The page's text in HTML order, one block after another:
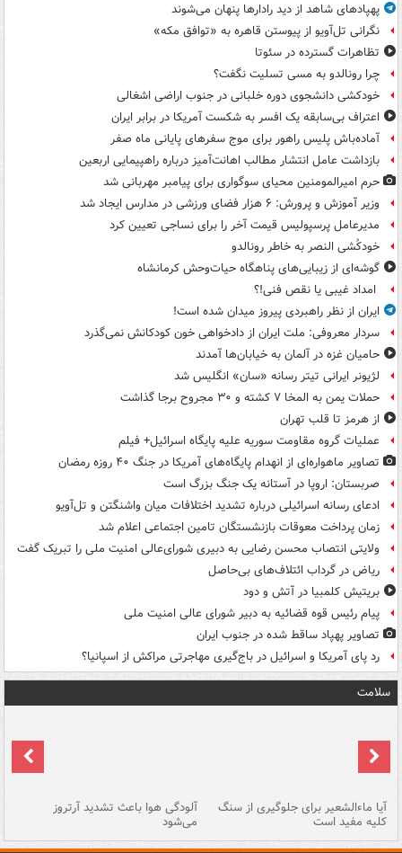
پهپادهای شاهد از دید رادارها پنهان می‌شوند
نگرانی تل‌آویو از پیوستن قاهره به «توافق مکه»
تظاهرات گسترده در سئوتا
چرا رونالدو به مسی تسلیت نگفت؟
خودکشی دانشجوی دوره خلبانی در جنوب اراضی اشغالی
اعتراف بی‌سابقه یک افسر به شکست آمریکا در برابر ایران
آماده‌باش پلیس راهور برای موج سفرهای پایانی ماه صفر
بازداشت عامل انتشار مطالب اهانت‌آمیز درباره راهپیمایی اربعین
حرم امیرالمومنین محیای سوگواری برای پیامبر مهربانی شد
وزیر آموزش و پرورش: ۶ هزار فضای ورزشی در مدارس ایجاد شد
مدیرعامل پرسپولیس قیمت آخر را برای نساجی تعیین کرد
خودکُشی النصر به خاطر رونالدو
گوشه‌ای از زیبایی‌های پناهگاه‌ حیات‌وحش کرمانشاه
امداد غیبی یا نقص فنی!؟
ایران از نظر راهبردی پیروز میدان شده است!
سردار معروفی: ملت ایران از دادخواهی خون کودکانش نمی‌گذرد
حامیان غزه در آلمان به خیابان‌ها آمدند
لژیونر ایرانی تیتر رسانه «سان» انگلیس شد
حملات یمن به المخا ۷ کشته و ۳۰ مجروح برجا گذاشت
از هرمز تا قلب تهران
عملیات گروه مقاومت سوریه علیه پایگاه اسرائیل+ فیلم
تصاویر ماهواره‌ای از انهدام پایگاه‌های آمریکا در جنگ ۴۰ روزه رمضان
صربستان: اروپا در آستانه یک جنگ بزرگ است
ادعای رسانه اسرائیلی درباره تشدید اختلافات میان واشنگتن و تل‌آویو
زمان پرداخت معوقات بازنشستگان تامین اجتماعی اعلام شد
ولایتی انتصاب محسن رضایی به دبیری شورای‌عالی امنیت ملی را تبریک گفت
ریاض در گرداب ائتلاف‌های بی‌حاصل
بریتیش کلمبیا در آتش و دود
پیام رئیس قوه قضائیه به دبیر شورای عالی امنیت ملی
تصاویر پهپاد ساقط شده در جنوب ایران
رد پای آمریکا و اسرائیل در باج‌گیری مهاجرتی مراکش از اسپانیا؟
سلامت
آیا ماءالشعیر برای جلوگیری از سنگ
کلیه مفید است
آلودگی هوا باعث تشدید آرتروز
می‌شود